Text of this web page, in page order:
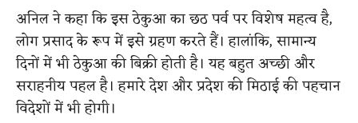
अनिल ने कहा कि इस ठेकुआ का छठ पर्व पर विशेष महत्‍व है,
लोग प्रसाद के रूप में इसे ग्रहण करते हैं। हालांकि, सामान्‍य
दिनों में भी ठेकुआ की बिक्री होती है। यह बहुत अच्‍छी और
सराहनीय पहल है। हमारे देश और प्रदेश की मिठाई की पहचान
विदेशों में भी होगी।